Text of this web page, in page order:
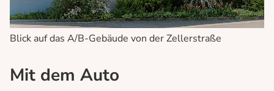
Blick auf das A/B-Gebäude von der Zellerstraße
Mit dem Auto